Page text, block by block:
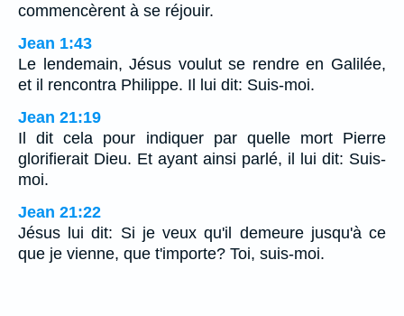
commencèrent à se réjouir.
Jean 1:43
Le lendemain, Jésus voulut se rendre en Galilée,
et il rencontra Philippe. Il lui dit: Suis-moi.
Jean 21:19
Il dit cela pour indiquer par quelle mort Pierre
glorifierait Dieu. Et ayant ainsi parlé, il lui dit: Suis-
moi.
Jean 21:22
Jésus lui dit: Si je veux qu'il demeure jusqu'à ce
que je vienne, que t'importe? Toi, suis-moi.